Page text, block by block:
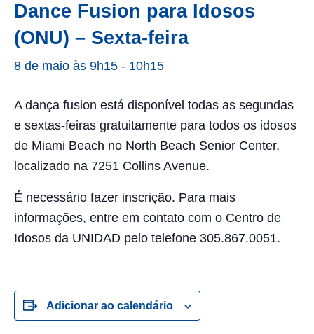
Dance Fusion para Idosos
(ONU) – Sexta-feira
8 de maio às 9h15 - 10h15
A dança fusion está disponível todas as segundas
e sextas-feiras gratuitamente para todos os idosos
de Miami Beach no North Beach Senior Center,
localizado na 7251 Collins Avenue.
É necessário fazer inscrição. Para mais
informações, entre em contato com o Centro de
Idosos da UNIDAD pelo telefone 305.867.0051.
Adicionar ao calendário